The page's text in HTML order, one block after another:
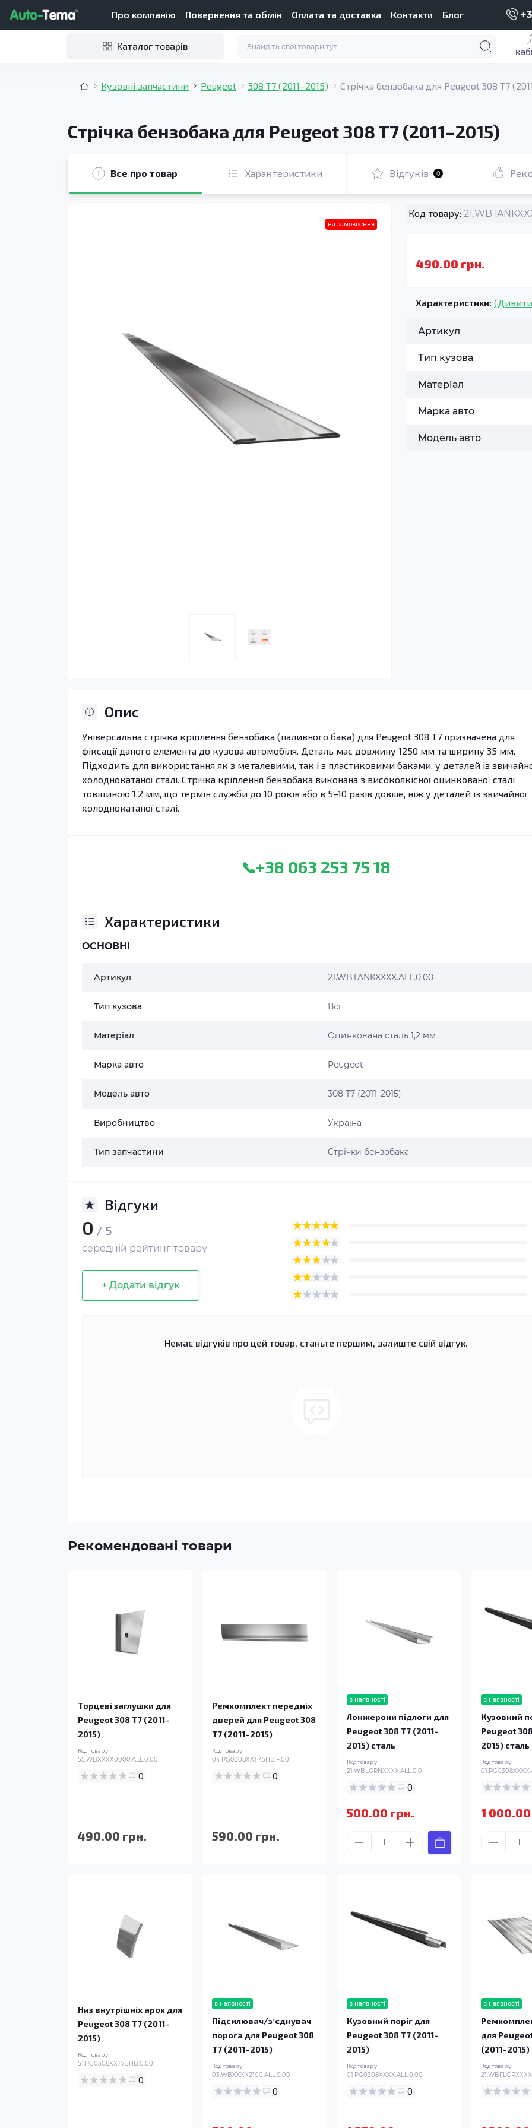
Про компанію Повернення та обмін Оплата та доставка Контакти Блог
Каталог товарів
Кузовні запчастини Peugeot 308 T7 (2011–2015) Стрічка бензобака для Peugeot 308 T7
Стрічка бензобака для Peugeot 308 T7 (2011–2015)
Все про товар Характеристики Відгуків 0
на замовлення
Код товару:
490.00 грн.
Характеристики:
Артикул
Тип кузова
Матеріал
Марка авто
Модель авто
Опис
Універсальна стрічка кріплення бензобака (паливного бака) для Peugeot 308 T7 призначена для
фіксації даного елемента до кузова автомобіля. Деталь має довжину 1250 мм та ширину 35 мм.
Підходить для використання як з металевими, так і з пластиковими баками. у деталей із
холоднокатаної сталі. Стрічка кріплення бензобака виконана з високоякісної оцинкованої сталі
товщиною 1,2 мм, що термін служби до 10 років або в 5–10 разів довше, ніж у деталей із звичайної
холоднокатаної сталі.
📞+38 063 253 75 18
Характеристики
ОСНОВНІ
Артикул 21.WBTANKXXXX.ALL.0.00
Тип кузова Всі
Матеріал Оцинкована сталь 1,2 мм
Марка авто Peugeot
Модель авто 308 T7 (2011–2015)
Виробництво Україна
Тип запчастини Стрічки бензобака
Відгуки
0 / 5
середній рейтинг товару
+ Додати відгук
Немає відгуків про цей товар, станьте першим, залиште свій відгук.
Рекомендовані товари
Торцеві заглушки для
Peugeot 308 T7 (2011–
2015)
Код товару:
55.WBXXXX0000.ALL.0.00
0
490.00 грн.
Ремкомплект передніх
дверей для Peugeot 308
T7 (2011–2015)
Код товару:
04.PG0308XXT7.5HB.F.00
0
590.00 грн.
в наявності
Лонжерони підлоги для
Peugeot 308 T7 (2011–
2015) сталь
Код товару:
21.WBLGRNXXXX.ALL.0.0
0
500.00 грн.
в наявності
Кузовний
Peugeot
2015) сталь
Код товару:
1
Низ внутрішніх арок для
Peugeot 308 T7 (2011–
2015)
Код товару:
51.PG0308XXT7.5HB.0.00
0
в наявності
Підсилювач/зʼєднувач
порога для Peugeot 308
T7 (2011–2015)
Код товару:
03.WBXXXX2100.ALL.0.00
0
в наявності
Кузовний поріг для
Peugeot 308 T7 (2011–
2015)
Код товару:
01.PG0308XXXX.ALL.0.00
0
в наявності
для
(2011–2015)
Код товару: